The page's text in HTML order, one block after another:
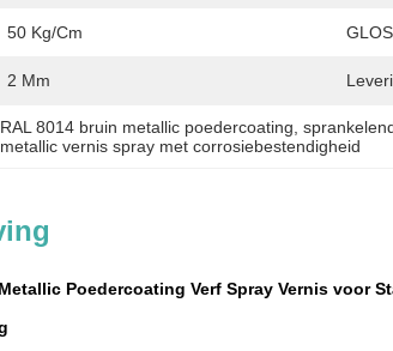
50 Kg/cm
2 Mm
RAL 8014 bruin metallic poedercoating ,
metallic vernis spray met corrosiebestendigheid
Poedercoating Verf Spray Vernis voor